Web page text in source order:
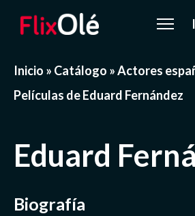
Inicio » Catálogo »Actores
Películas de Eduard Fernández
Eduard
Biografía